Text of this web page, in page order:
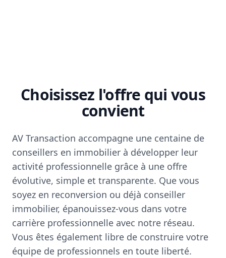
Choisissez l'offre qui vous
convient
AV Transaction accompagne une centaine de
conseillers en immobilier à développer leur
activité professionnelle grâce à une offre
évolutive, simple et transparente. Que vous
soyez en reconversion ou déjà conseiller
immobilier, épanouissez-vous dans votre
carrière professionnelle avec notre réseau.
Vous êtes également libre de construire votre
équipe de professionnels en toute liberté.